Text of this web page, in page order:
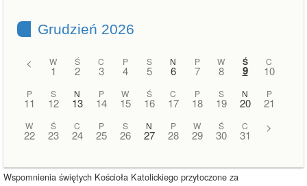
Grudzień 2026
< W
1
Ś
2
C
3
P
4
S
5
N
6
P
7
W
8
Ś
9
C
10
P
11
S
12
N
13
P
14
W
15
Ś
16
C
17
P
18
S
19
N
20
P
21
W
22
Ś
23
C
24
P
25
S
26
N
27
P
28
W
29
Ś
30
C
31
>
Wspomnienia świętych Kościoła Katolickiego przytoczone za